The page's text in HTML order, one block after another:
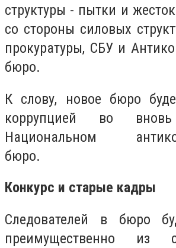
структуры - пытки и
со стороны силовых
прокуратуры, СБУ и
бюро.
К слову, новое бюро
коррупцией во
Национальном
бюро.
Конкурс и старые кадры
Следователей в бюро
преимущественно из